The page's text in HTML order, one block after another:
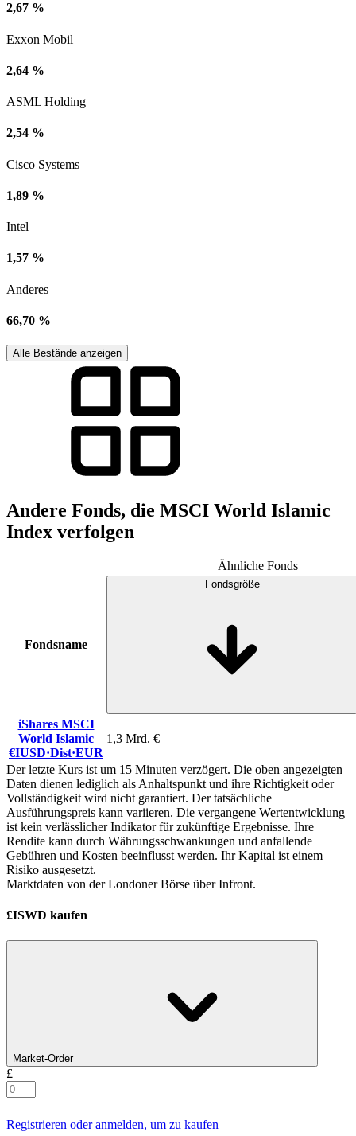
2,67 %
Exxon Mobil
2,64 %
ASML Holding
2,54 %
Cisco Systems
1,89 %
Intel
1,57 %
Anderes
66,70 %
Alle Bestände anzeigen
Andere Fonds, die MSCI World Islamic
Index verfolgen
Ähnliche Fonds
Fondsname
Fondsgröße
iShares MSCI
World Islamic
€IUSD·Dist·EUR
1,3 Mrd. €
Der letzte Kurs ist um 15 Minuten verzögert. Die oben angezeigten
Daten dienen lediglich als Anhaltspunkt und ihre Richtigkeit oder
Vollständigkeit wird nicht garantiert. Der tatsächliche
Ausführungspreis kann variieren. Die vergangene Wertentwicklung
ist kein verlässlicher Indikator für zukünftige Ergebnisse. Ihre
Rendite kann durch Währungsschwankungen und anfallende
Gebühren und Kosten beeinflusst werden. Ihr Kapital ist einem
Risiko ausgesetzt.
Marktdaten von der Londoner Börse über Infront.
£ISWD kaufen
Market-Order
£
Registrieren oder anmelden, um zu kaufen